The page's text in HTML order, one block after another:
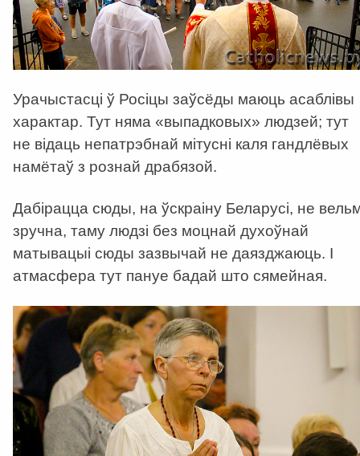
Урачыстасці ў Росіцы заўсёды маюць асаблівы
характар. Тут няма «выпадковых» людзей; тут
не відаць непатрэбнай мітусні каля гандлёвых
намётаў з рознай драбязой.
Дабірацца сюды, на ўскраіну Беларусі, не
зручна, таму людзі без моцнай духоўнай
матывацыі сюды зазвычай не даязджаюць. І
атмасфера тут пануе бадай што сямейная.